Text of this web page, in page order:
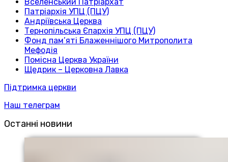
Вселенський Патріархат
Патріархія УПЦ (ПЦУ)
Андріївська Церква
Тернопільська Єпархія УПЦ (ПЦУ)
Фонд пам’яті Блаженнішого Митрополита
Мефодія
Помісна Церква України
Щедрик – Церковна Лавка
Підтримка церкви
Наш телеграм
Останні новини